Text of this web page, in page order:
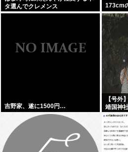
タ選んでクレメンス
173cm
吉野家、遂に1500円…
【号外
靖国神